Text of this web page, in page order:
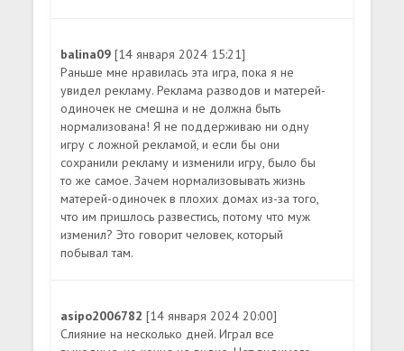
balina09[14 января 2024 15:21]
Раньше мне нравилась эта игра, пока я не
увидел рекламу. Реклама разводов и матерей-
одиночек не смешна и не должна быть
нормализована! Я не поддерживаю ни одну
игру с ложной рекламой, и если бы они
сохранили рекламу и изменили игру, было бы
то же самое. Зачем нормализовывать жизнь
матерей-одиночек в плохих домах из-за того,
что им пришлось развестись, потому что муж
изменил? Это говорит человек, который
побывал там.
asipo2006782[14 января 2024 20:00]
Слияние на несколько дней. Играл все